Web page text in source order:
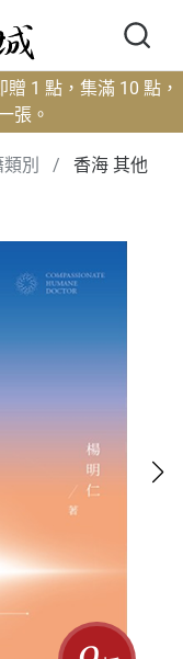
1 點，集滿 10 點，
張。
別 / 香海 其他